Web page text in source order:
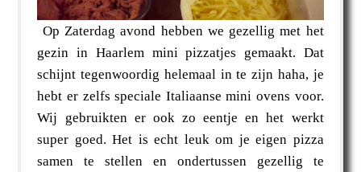
Op Zaterdag avond hebben we gezellig met het
gezin in Haarlem mini pizzatjes gemaakt. Dat
schijnt tegenwoordig helemaal in te zijn haha, je
hebt er zelfs speciale Italiaanse mini ovens voor.
Wij gebruikten er ook zo eentje en het werkt
super goed. Het is echt leuk om je eigen pizza
samen te stellen en ondertussen gezellig te